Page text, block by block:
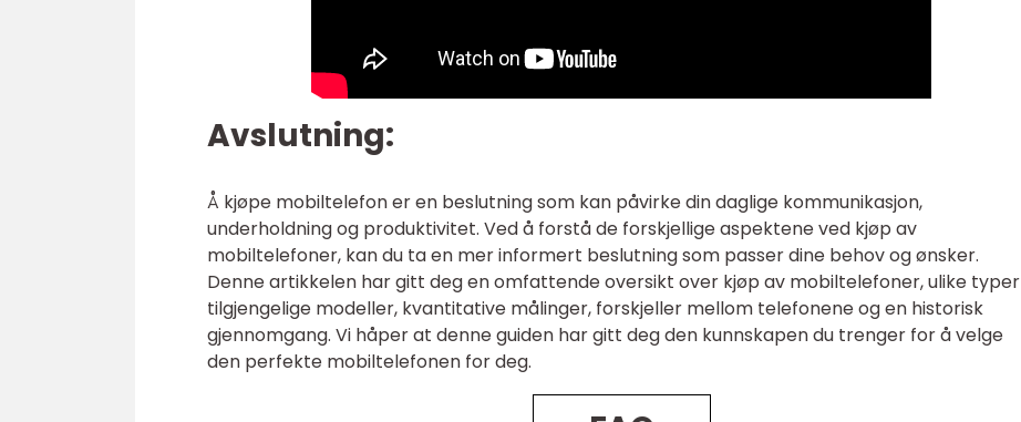
Avslutning:
Å kjøpe mobiltelefon er en beslutning som kan påvirke din daglige kommunikasjon,
underholdning og produktivitet. Ved å forstå de forskjellige aspektene ved kjøp av
mobiltelefoner, kan du ta en mer informert beslutning som passer dine behov og ønsker.
Denne artikkelen har gitt deg en omfattende oversikt over kjøp av mobiltelefoner, ulike typer
tilgjengelige modeller, kvantitative målinger, forskjeller mellom telefonene og en historisk
gjennomgang. Vi håper at denne guiden har gitt deg den kunnskapen du trenger for å velge
den perfekte mobiltelefonen for deg.